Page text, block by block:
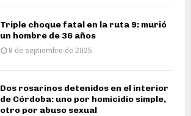
Triple choque fatal en la ruta 9: murió
un hombre de 36 años
8 de septiembre de 2025
Dos rosarinos detenidos en el interior
de Córdoba: uno por homicidio simple,
otro por abuso sexual